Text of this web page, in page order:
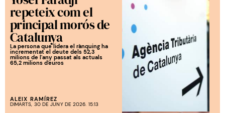
repeteix com el
principal morós de
Catalunya
La persona que lidera el rànquing ha
incrementat el deute dels 52,3
milions de l'any passat als actuals
65,2 milions d'euros
ALEIX RAMÍREZ
DIMARTS, 30 DE JUNY DE 2026. 15:13